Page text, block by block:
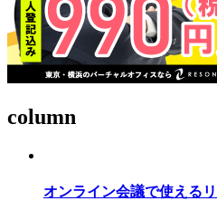
column
オンライン会議で使える